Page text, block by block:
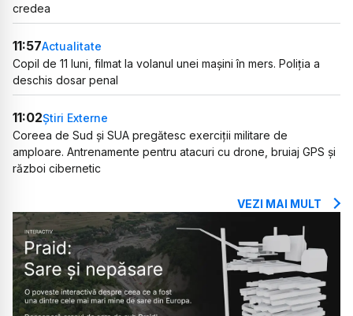
credea
11:57Actualitate
Copil de 11 luni, filmat la volanul unei mașini în mers. Poliția a
deschis dosar penal
11:02Știri Externe
Coreea de Sud și SUA pregătesc exerciții militare de
amploare. Antrenamente pentru atacuri cu drone, bruiaj GPS și
război cibernetic
VEZI MAI MULT